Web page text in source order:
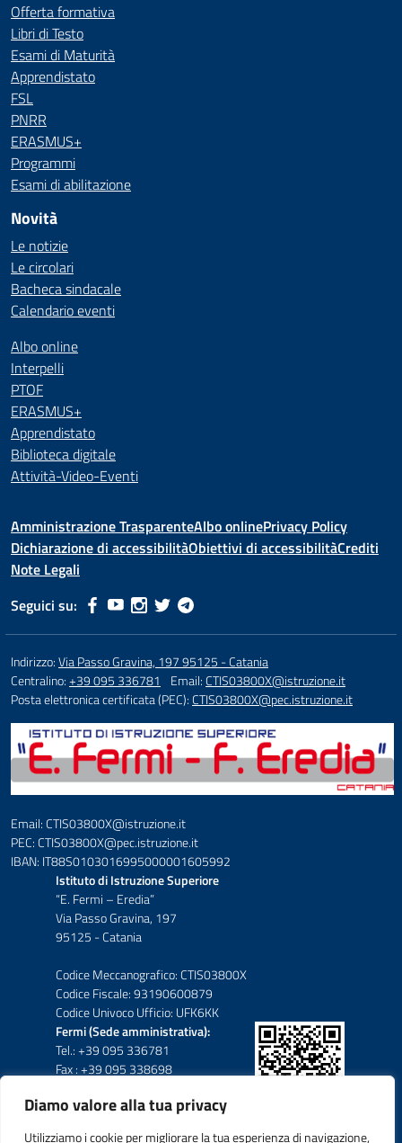
Diamo valore alla tua privacy
Utilizziamo i cookie per migliorare la tua esperienza di navigazione,
Offerta formativa
Libri di Testo
Esami di Maturità
Apprendistato
FSL
PNRR
ERASMUS+
Programmi
Esami di abilitazione
Novità
Le notizie
Le circolari
Bacheca sindacale
Calendario eventi
Albo online
Interpelli
PTOF
ERASMUS+
Apprendistato
Biblioteca digitale
Attività-Video-Eventi
Amministrazione TrasparenteAlbo onlinePrivacy Policy
Dichiarazione di accessibilitàObiettivi di accessibilitàCrediti
Note Legali
Seguici su:
Indirizzo:Via Passo Gravina, 197 95125 - Catania
Centralino:+39 095 336781 Email:CTIS03800X@istruzione.it
Posta elettronica certificata (PEC):CTIS03800X@pec.istruzione.it
Email: CTIS03800X@istruzione.it
PEC: CTIS03800X@pec.istruzione.it
IBAN: IT88S0103016995000001605992
Istituto di Istruzione Superiore
“E. Fermi – Eredia”
Via Passo Gravina, 197
95125 - Catania
Codice Meccanografico: CTIS03800X
Codice Fiscale: 93190600879
Codice Univoco Ufficio: UFK6KK
Fermi (Sede amministrativa):
Tel.: +39 095 336781
Fax : +39 095 338698
Eredia-Deodato: